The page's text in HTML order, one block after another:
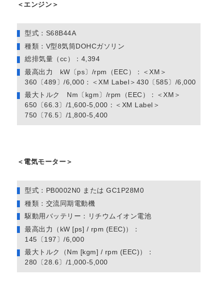
＜エンジン＞
型式：S68B44A
種類：V型8気筒DOHCガソリン
総排気量（cc）：4,394
最高出力 kW〔ps〕/rpm（EEC）：＜XM＞
360〔489〕/6,000：＜XM Label＞430〔585〕/6,000
最大トルク Nm〔kgm〕/rpm（EEC）：＜XM＞
650〔66.3〕/1,600-5,000：＜XM Label＞
750〔76.5〕/1,800-5,400
＜電気モーター＞
型式：PB0002N0 または GC1P28M0
種類：交流同期電動機
駆動用バッテリー：リチウムイオン電池
最高出力（kW [ps] / rpm (EEC)）：
145〔197〕/6,000
最大トルク（Nm [kgm] / rpm (EEC)）：
280〔28.6〕/1,000-5,000